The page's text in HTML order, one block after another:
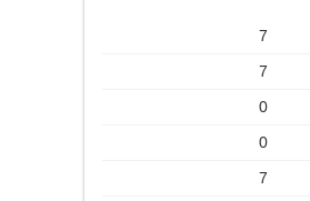
7
7
0
0
7